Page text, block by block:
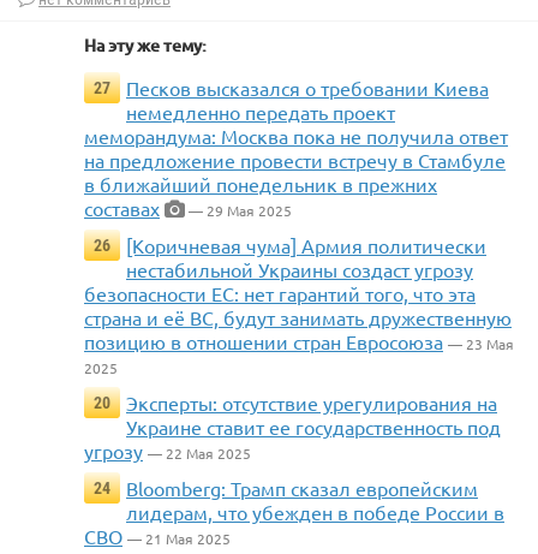
На эту же тему:
27
Песков высказался о требовании Киева
немедленно передать проект
меморандума: Москва пока не получила ответ
на предложение провести встречу в Стамбуле
в ближайший понедельник в прежних
составах
— 29 Мая 2025
26
[Коричневая чума] Армия политически
нестабильной Украины создаст угрозу
безопасности ЕС: нет гарантий того, что эта
страна и её ВС, будут занимать дружественную
позицию в отношении стран Евросоюза — 23 Мая
2025
20
Эксперты: отсутствие урегулирования на
Украине ставит ее государственность под
угрозу — 22 Мая 2025
24
Bloomberg: Трамп сказал европейским
лидерам, что убежден в победе России в
СВО — 21 Мая 2025